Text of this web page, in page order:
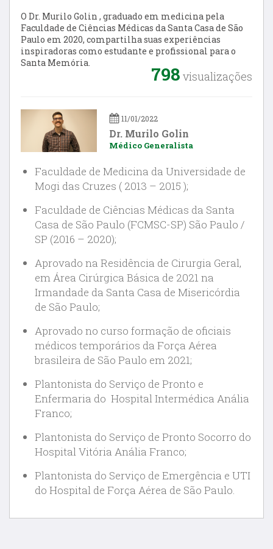
O Dr. Murilo Golin , graduado em medicina pela
Faculdade de Ciências Médicas da Santa Casa de São
Paulo em 2020, compartilha suas experiências
inspiradoras como estudante e profissional para o
Santa Memória.
798 visualizações
11/01/2022
Dr. Murilo Golin
Médico Generalista
Faculdade de Medicina da Universidade de
Mogi das Cruzes ( 2013 – 2015 );
Faculdade de Ciências Médicas da Santa
Casa de São Paulo (FCMSC-SP) São Paulo /
SP (2016 – 2020);
Aprovado na Residência de Cirurgia Geral,
em Área Cirúrgica Básica de 2021 na
Irmandade da Santa Casa de Misericórdia
de São Paulo;
Aprovado no curso formação de oficiais
médicos temporários da Força Aérea
brasileira de São Paulo em 2021;
Plantonista do Serviço de Pronto e
Enfermaria do Hospital Intermédica Anália
Franco;
Plantonista do Serviço de Pronto Socorro do
Hospital Vitória Anália Franco;
Plantonista do Serviço de Emergência e UTI
do Hospital de Força Aérea de São Paulo.